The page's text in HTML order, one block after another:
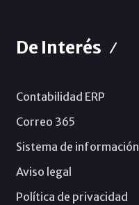
De Interés
Contabilidad ERP
Correo 365
Sistema de información
Aviso legal
Política de privacidad